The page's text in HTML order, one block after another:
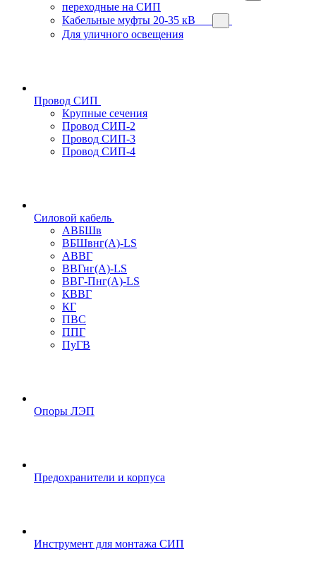
переходные на СИП
Кабельные муфты 20-35 кВ
Для уличного освещения
Провод СИП
Крупные сечения
Провод СИП-2
Провод СИП-3
Провод СИП-4
Силовой кабель
АВБШв
ВБШвнг(А)-LS
АВВГ
ВВГнг(А)-LS
ВВГ-Пнг(А)-LS
КВВГ
КГ
ПВС
ППГ
ПуГВ
Опоры ЛЭП
Предохранители и корпуса
Инструмент для монтажа СИП